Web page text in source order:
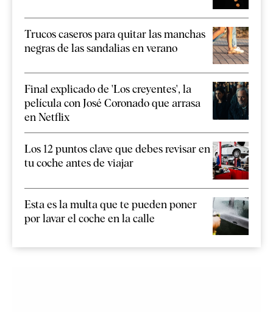
Trucos caseros para quitar las manchas
negras de las sandalias en verano
Final explicado de 'Los creyentes', la
película con José Coronado que arrasa
en Netflix
Los 12 puntos clave que debes revisar en
tu coche antes de viajar
Esta es la multa que te pueden poner
por lavar el coche en la calle